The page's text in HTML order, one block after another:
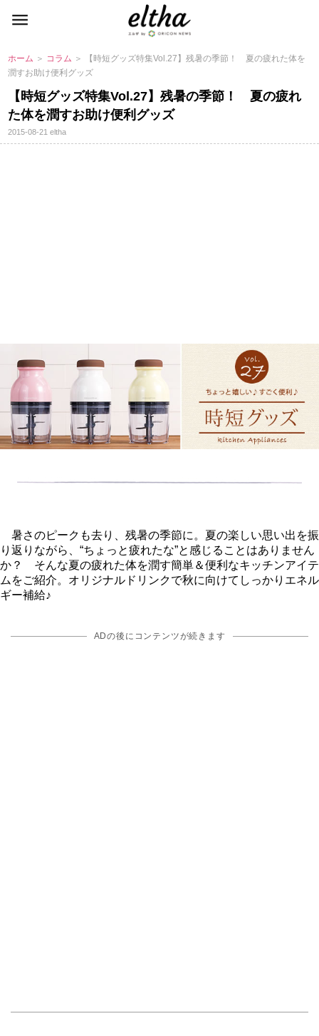
ホーム ＞ コラム ＞ 【時短グッズ特集Vol.27】残暑の季節！ 夏の疲れた体を
潤すお助け便利グッズ
【時短グッズ特集Vol.27】残暑の季節！ 夏の疲れ
た体を潤すお助け便利グッズ
2015-08-21eltha
暑さのピークも去り、残暑の季節に。夏の楽しい思い出を振
り返りながら、“ちょっと疲れたな”と感じることはありません
か？ そんな夏の疲れた体を潤す簡単＆便利なキッチンアイテ
ムをご紹介。オリジナルドリンクで秋に向けてしっかりエネル
ギー補給♪
ADの後にコンテンツが続きます